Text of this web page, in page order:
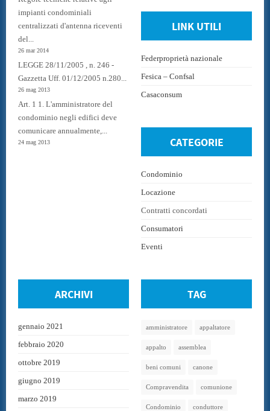
impianti condominiali
centralizzati d'antenna riceventi
del...
26 mar 2014
LEGGE 28/11/2005 , n. 246 -
Gazzetta Uff. 01/12/2005 n.280...
26 mag 2013
Art. 1 1. L'amministratore del
condominio negli edifici deve
comunicare annualmente,...
24 mag 2013
LINK UTILI
Federproprietà nazionale
Fesica – Confsal
Casaconsum
CATEGORIE
Condominio
Locazione
Contratti concordati
Consumatori
Eventi
ARCHIVI
gennaio 2021
febbraio 2020
ottobre 2019
giugno 2019
marzo 2019
TAG
amministratore appaltatore
appalto assemblea
beni comuni canone
Compravendita comunione
Condominio conduttore